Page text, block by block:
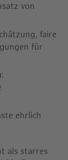
von
faire
für
:
ehrlich
als starres